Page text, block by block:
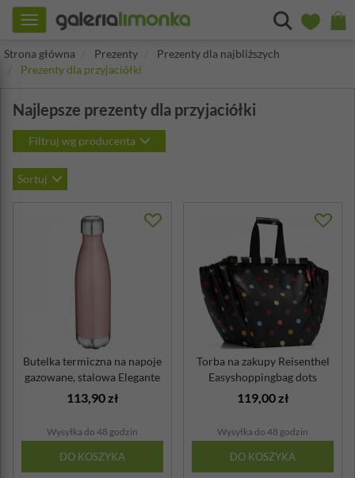
Toggle
navigation
Strona główna
Prezenty
Prezenty dla najbliższych
Prezenty dla przyjaciółki
Najlepsze prezenty dla przyjaciółki
Filtruj wg producenta
Sortuj
Butelka termiczna na napoje
gazowane, stalowa Elegante
Ci...
113,90 zł
Wysyłka do 48 godzin
DO KOSZYKA
Torba na zakupy Reisenthel
Easyshoppingbag dots
119,00 zł
Wysyłka do 48 godzin
DO KOSZYKA